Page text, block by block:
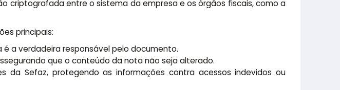
criptografada entre o sistema da empresa e os órgãos fiscais, como a
principais:
a verdadeira responsável pelo documento.
que o conteúdo da nota não seja alterado.
da Sefaz, protegendo as informações contra acessos indevidos ou